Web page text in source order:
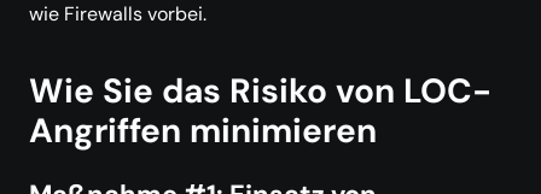
wie Firewalls vorbei.
Wie Sie das Risiko von LOC-
Angriffen minimieren